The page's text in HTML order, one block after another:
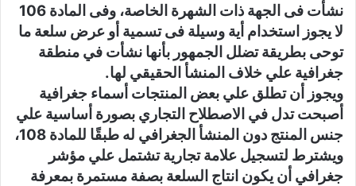
نشأت فى الجهة ذات الشهرة الخاصة، وفى المادة 106
لا يجوز استخدام أية وسيلة فى تسمية أو عرض سلعة ما
توحى بطريقة تضلل الجمهور بأنها نشأت في منطقة
جغرافية علي خلاف المنشأ الحقيقي لها.
ويجوز أن تطلق علي بعض المنتجات أسماء جغرافية
أصبحت تدل في الاصطلاح التجاري بصورة أساسية علي
جنس المنتج دون المنشأ الجغرافي له طبقًا للمادة 108،
ويشترط لتسجيل علامة تجارية تشتمل علي مؤشر
جغرافي أن يكون انتاج السلعة بصفة مستمرة بمعرفة